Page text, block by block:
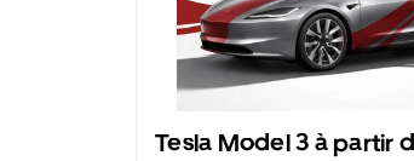
Tesla Model 3 à partir